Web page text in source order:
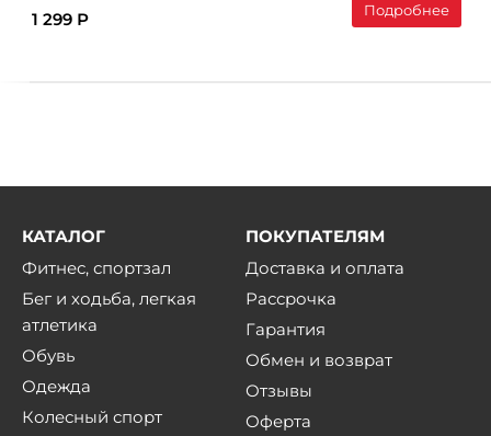
1 299 Р Подробнее
КАТАЛОГ
Фитнес, спортзал
Бег и ходьба, легкая
атлетика
Обувь
Одежда
Колесный спорт
ПОКУПАТЕЛЯМ
Доставка и оплата
Рассрочка
Гарантия
Обмен и возврат
Отзывы
Оферта